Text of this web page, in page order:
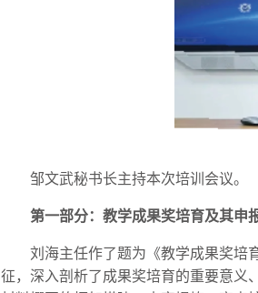
邹文武秘书长主持本次培训会议。
第一部分：教学成果奖培育及其申
刘海主任作了题为《教学成果奖培
征，深入剖析了成果奖培育的重要意义